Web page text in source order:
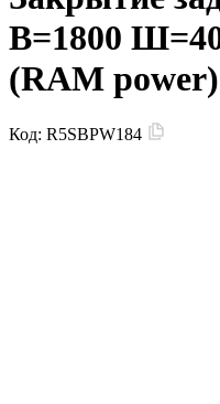
В=1800
(RAM power)
Код: R5SBPW184